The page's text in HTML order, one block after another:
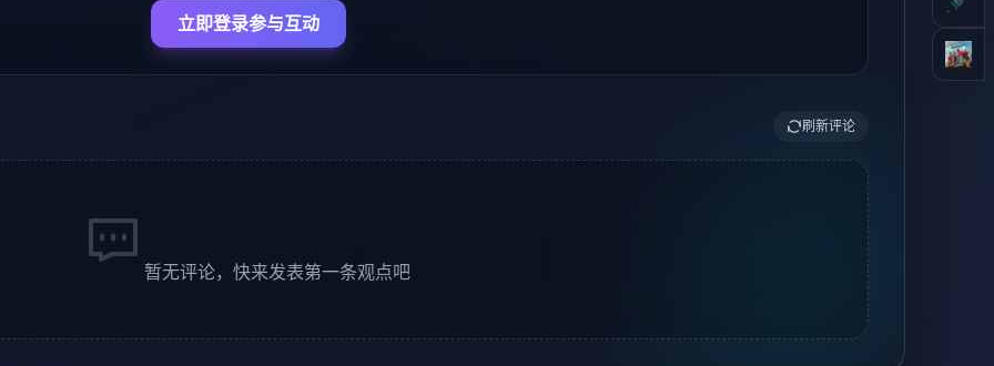
立即登录参与互动
刷新评论
暂无评论，快来发表第一条观点吧